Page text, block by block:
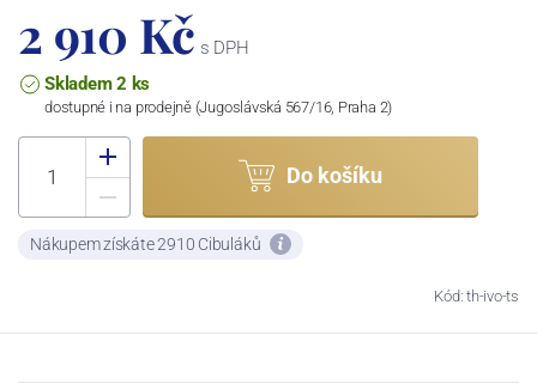
2 910 Kč s DPH
Skladem 2 ks
dostupné i na prodejně (Jugoslávská 567/16, Praha 2)
Do košíku
Nákupem získáte 2910 Cibuláků
Kód: th-ivo-ts